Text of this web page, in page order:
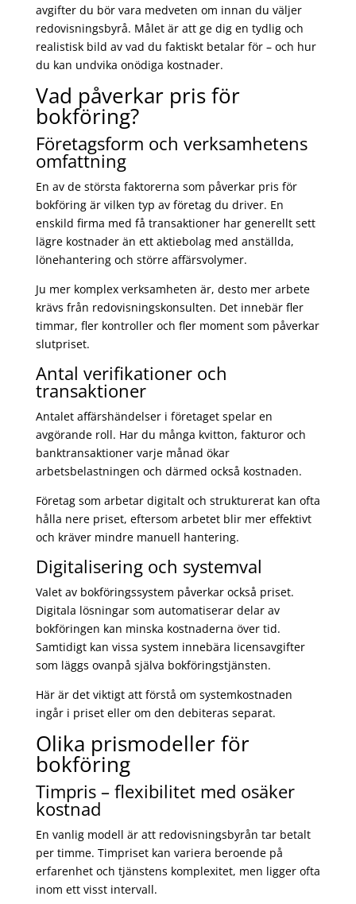
avgifter du bör vara medveten om innan du väljer
redovisningsbyrå. Målet är att ge dig en tydlig och
realistisk bild av vad du faktiskt betalar för – och hur
du kan undvika onödiga kostnader.
Vad påverkar pris för
bokföring?
Företagsform och verksamhetens
omfattning
En av de största faktorerna som påverkar pris för
bokföring är vilken typ av företag du driver. En
enskild firma med få transaktioner har generellt sett
lägre kostnader än ett aktiebolag med anställda,
lönehantering och större affärsvolymer.
Ju mer komplex verksamheten är, desto mer arbete
krävs från redovisningskonsulten. Det innebär fler
timmar, fler kontroller och fler moment som påverkar
slutpriset.
Antal verifikationer och
transaktioner
Antalet affärshändelser i företaget spelar en
avgörande roll. Har du många kvitton, fakturor och
banktransaktioner varje månad ökar
arbetsbelastningen och därmed också kostnaden.
Företag som arbetar digitalt och strukturerat kan ofta
hålla nere priset, eftersom arbetet blir mer effektivt
och kräver mindre manuell hantering.
Digitalisering och systemval
Valet av bokföringssystem påverkar också priset.
Digitala lösningar som automatiserar delar av
bokföringen kan minska kostnaderna över tid.
Samtidigt kan vissa system innebära licensavgifter
som läggs ovanpå själva bokföringstjänsten.
Här är det viktigt att förstå om systemkostnaden
ingår i priset eller om den debiteras separat.
Olika prismodeller för
bokföring
Timpris – flexibilitet med osäker
kostnad
En vanlig modell är att redovisningsbyrån tar betalt
per timme. Timpriset kan variera beroende på
erfarenhet och tjänstens komplexitet, men ligger ofta
inom ett visst intervall.